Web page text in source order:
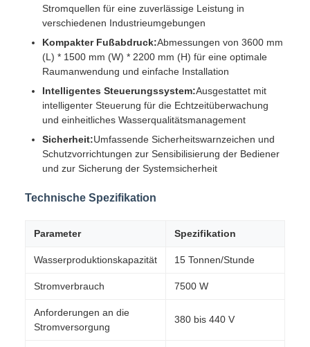
Stromquellen für eine zuverlässige Leistung in
verschiedenen Industrieumgebungen
Kompakter Fußabdruck:Abmessungen von 3600 mm
(L) * 1500 mm (W) * 2200 mm (H) für eine optimale
Raumanwendung und einfache Installation
Intelligentes Steuerungssystem:Ausgestattet mit
intelligenter Steuerung für die Echtzeitüberwachung
und einheitliches Wasserqualitätsmanagement
Sicherheit:Umfassende Sicherheitswarnzeichen und
Schutzvorrichtungen zur Sensibilisierung der Bediener
und zur Sicherung der Systemsicherheit
Technische Spezifikation
Parameter Spezifikation
Wasserproduktionskapazität 15 Tonnen/Stunde
Stromverbrauch 7500 W
Anforderungen an die
Stromversorgung
380 bis 440 V